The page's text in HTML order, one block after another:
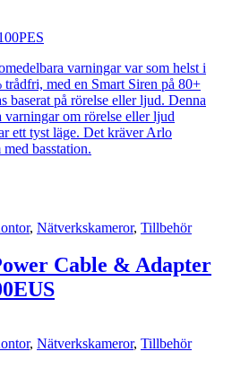
varningar var som helst i
med en Smart Siren på 80+
baserat på rörelse eller ljud. Denna
varningar om rörelse eller ljud
ett tyst läge. Det kräver Arlo
basstation.
, Nätverkskameror, Tillbehör
Cable & Adapter
, Nätverkskameror, Tillbehör